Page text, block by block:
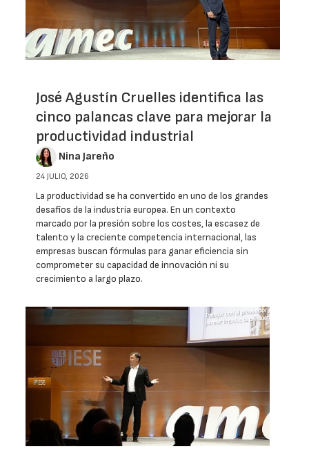
José Agustín Cruelles identifica las
cinco palancas clave para mejorar la
productividad industrial
Nina Jareño
24 JULIO, 2026
La productividad se ha convertido en uno de los grandes
desafíos de la industria europea. En un contexto
marcado por la presión sobre los costes, la escasez de
talento y la creciente competencia internacional, las
empresas buscan fórmulas para ganar eficiencia sin
comprometer su capacidad de innovación ni su
crecimiento a largo plazo.